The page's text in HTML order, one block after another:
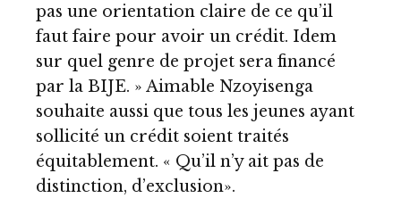
pas une orientation claire de ce qu’il
faut faire pour avoir un crédit. Idem
sur quel genre de projet sera financé
par la BIJE. » Aimable Nzoyisenga
souhaite aussi que tous les jeunes ayant
sollicité un crédit soient traités
équitablement. « Qu’il n’y ait pas de
distinction, d’exclusion».